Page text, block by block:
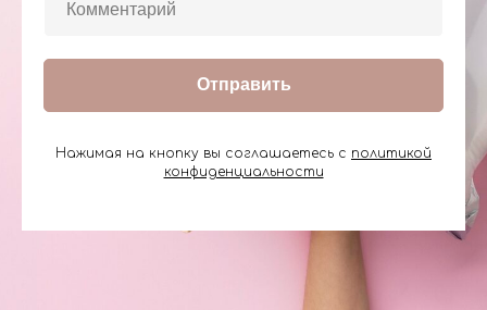
Отправить
Нажимая на кнопку вы соглашаетесь с политикой
конфиденциальности